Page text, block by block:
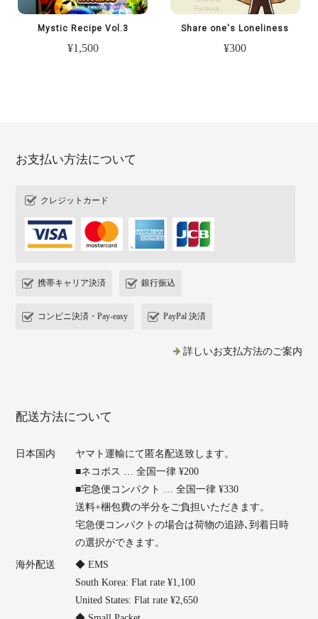
Mystic Recipe Vol.3
¥1,500
Share one's Loneliness
¥300
お支払い方法について
クレジットカード
携帯キャリア決済 銀行振込
コンビニ決済・Pay-easy PayPal 決済
詳しいお支払方法のご案内
配送方法について
日本国内
ヤマト運輸にて匿名配送致します。
■ネコポス … 全国一律 ¥200
■宅急便コンパクト … 全国一律 ¥330
送料+梱包費の半分をご負担いただきます。
宅急便コンパクトの場合は荷物の追跡､到着日時
の選択ができます。
海外配送
◆ EMS
South Korea: Flat rate ¥1,100
United States: Flat rate ¥2,650